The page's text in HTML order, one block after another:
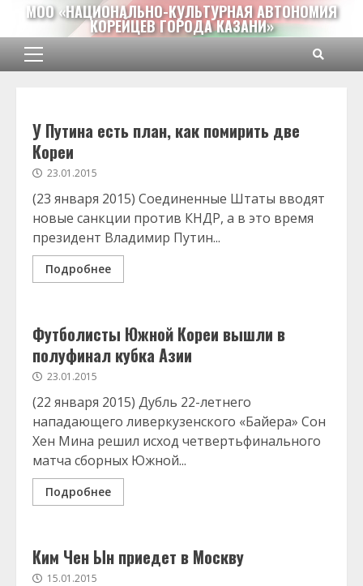
Перейти
содержимому
МОО «НАЦИОНАЛЬНО-КУЛЬТУРНАЯ АВТОНОМИЯ
КОРЕЙЦЕВ ГОРОДА КАЗАНИ»
Основное
У Путина есть план, как помирить две
Кореи
23.01.2015
(23 января 2015) Соединенные Штаты вводят
новые санкции против КНДР, а в это время
президент Владимир Путин...
Подробнее
Футболисты Южной Кореи вышли в
полуфинал кубка Азии
23.01.2015
(22 января 2015) Дубль 22-летнего
нападающего ливеркузенского «Байера» Сон
Хен Мина решил исход четвертьфинального
матча сборных Южной...
Подробнее
Ким Чен Ын приедет в Москву
15.01.2015